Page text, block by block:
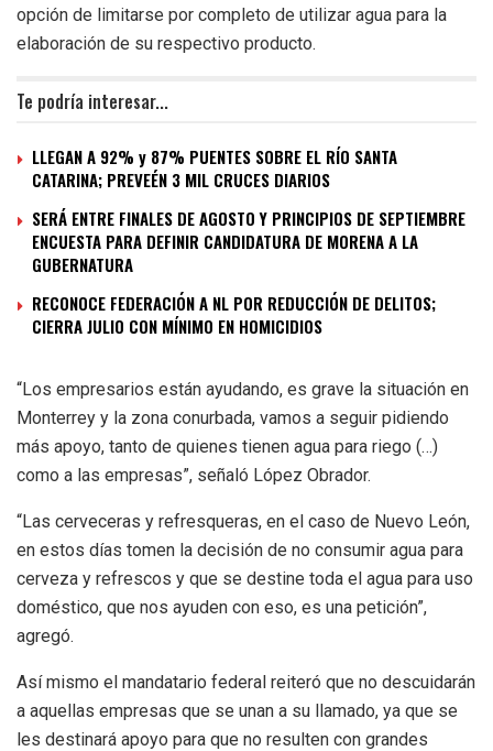
opción de limitarse por completo de utilizar agua para la
elaboración de su respectivo producto.
Te podría interesar...
LLEGAN A 92% y 87% PUENTES SOBRE EL RÍO SANTA
CATARINA; PREVEÉN 3 MIL CRUCES DIARIOS
SERÁ ENTRE FINALES DE AGOSTO Y PRINCIPIOS DE SEPTIEMBRE
ENCUESTA PARA DEFINIR CANDIDATURA DE MORENA A LA
GUBERNATURA
RECONOCE FEDERACIÓN A NL POR REDUCCIÓN DE DELITOS;
CIERRA JULIO CON MÍNIMO EN HOMICIDIOS
“Los empresarios están ayudando, es grave la situación en
Monterrey y la zona conurbada, vamos a seguir pidiendo
más apoyo, tanto de quienes tienen agua para riego (…)
como a las empresas”, señaló López Obrador.
“Las cerveceras y refresqueras, en el caso de Nuevo León,
en estos días tomen la decisión de no consumir agua para
cerveza y refrescos y que se destine toda el agua para uso
doméstico, que nos ayuden con eso, es una petición”,
agregó.
Así mismo el mandatario federal reiteró que no descuidarán
a aquellas empresas que se unan a su llamado, ya que se
les destinará apoyo para que no resulten con grandes